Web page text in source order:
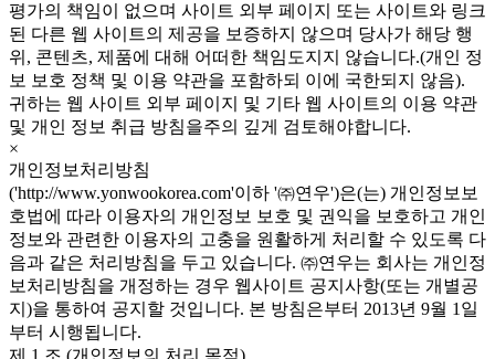
평가의 책임이 없으며 사이트 외부 페이지 또는 사이트와 링크
된 다른 웹 사이트의 제공을 보증하지 않으며 당사가 해당 행
위, 콘텐츠, 제품에 대해 어떠한 책임도지지 않습니다.(개인 정
보 보호 정책 및 이용 약관을 포함하되 이에 국한되지 않음).
귀하는 웹 사이트 외부 페이지 및 기타 웹 사이트의 이용 약관
및 개인 정보 취급 방침을주의 깊게 검토해야합니다.
×
개인정보처리방침
('http://www.yonwookorea.com'이하 '㈜연우')은(는) 개인정보보
호법에 따라 이용자의 개인정보 보호 및 권익을 보호하고 개인
정보와 관련한 이용자의 고충을 원활하게 처리할 수 있도록 다
음과 같은 처리방침을 두고 있습니다. ㈜연우는 회사는 개인정
보처리방침을 개정하는 경우 웹사이트 공지사항(또는 개별공
지)을 통하여 공지할 것입니다. 본 방침은부터 2013년 9월 1일
부터 시행됩니다.
제 1 조 (개인정보의 처리 목적)